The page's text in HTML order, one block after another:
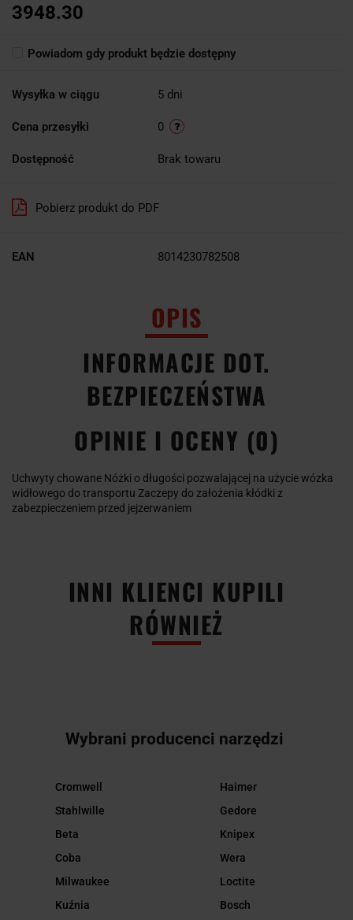
3948.30
Powiadom gdy produkt będzie dostępny
Wysyłka w ciągu 5 dni
Cena przesyłki 0
Dostępność Brak towaru
Pobierz produkt do PDF
EAN 8014230782508
OPIS
INFORMACJE DOT.
BEZPIECZEŃSTWA
OPINIE I OCENY (0)
Uchwyty chowane Nóżki o długości pozwalającej na użycie wózka
widłowego do transportu Zaczepy do założenia kłódki z
zabezpieczeniem przed jejzerwaniem
INNI KLIENCI KUPILI
RÓWNIEŻ
Wybrani producenci narzędzi
Cromwell
Stahlwille
Beta
Coba
Milwaukee
Kuźnia
Haimer
Gedore
Knipex
Wera
Loctite
Bosch